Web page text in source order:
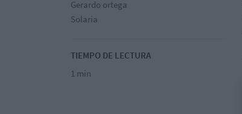
Gerardo ortega
Solaria
TIEMPO DE LECTURA
1 min